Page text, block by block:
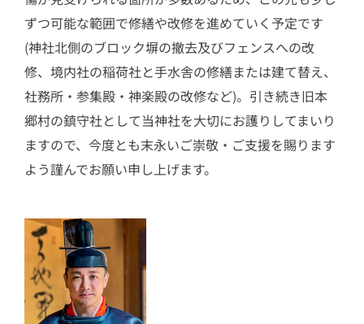
ずつ可能な範囲で修繕や改修を進めていく予定です
(神社北側のブロック塀の撤去及びフェンスへの改
修、境内社の稲荷社と手水舎の修繕または建て替え、
社務所・参集殿・神楽殿の改修など)。引き続き旧本
郷村の鎮守社として当神社を大切にお護りしてまいり
ますので、今度とも末永いご崇敬・ご支援を賜ります
よう謹んでお願い申し上げます。